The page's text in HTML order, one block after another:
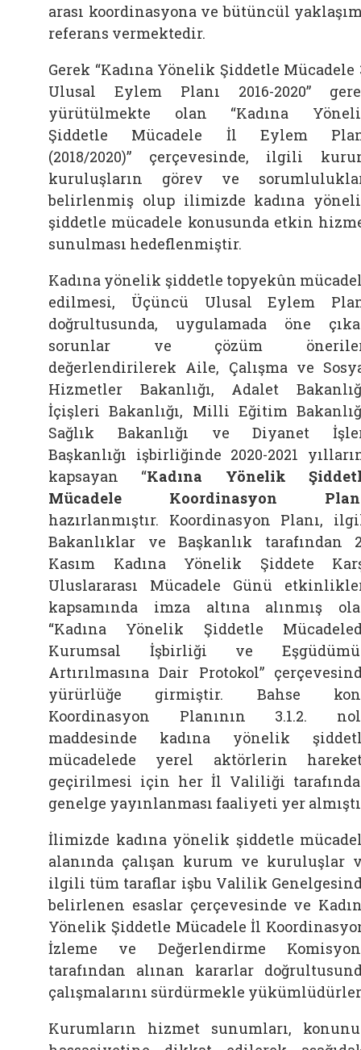
arası koordinasyona ve bütüncül
referans vermektedir.
Gerek “Kadına Yönelik Şiddetle Mücadele
Ulusal Eylem Planı 2016-2020”
yürütülmekte olan “Kadına
Şiddetle Mücadele İl Eylem
(2018/2020)” çerçevesinde, ilgili
kuruluşların görev ve
belirlenmiş olup ilimizde kadına
şiddetle mücadele konusunda etkin
sunulması hedeflenmiştir.
Kadına yönelik şiddetle topyekûn
edilmesi, Üçüncü Ulusal Eylem
doğrultusunda, uygulamada öne
sorunlar ve çözüm
değerlendirilerek Aile, Çalışma ve
Hizmetler Bakanlığı, Adalet
İçişleri Bakanlığı, Milli Eğitim
Sağlık Bakanlığı ve Diyanet
Başkanlığı işbirliğinde 2020-2021
kapsayan “Kadına Yönelik
Mücadele Koordinasyon
hazırlanmıştır. Koordinasyon Planı,
Bakanlıklar ve Başkanlık tarafından
Kasım Kadına Yönelik Şiddete
Uluslararası Mücadele Günü
kapsamında imza altına alınmış
“Kadına Yönelik Şiddetle
Kurumsal İşbirliği ve
Artırılmasına Dair Protokol”
yürürlüğe girmiştir. Bahse
Koordinasyon Planının 3.1.2.
maddesinde kadına yönelik
mücadelede yerel aktörlerin
geçirilmesi için her İl Valiliği
genelge yayınlanması faaliyeti yer
İlimizde kadına yönelik şiddetle
alanında çalışan kurum ve kuruluşlar
ilgili tüm taraflar işbu Valilik
belirlenen esaslar çerçevesinde ve
Yönelik Şiddetle Mücadele İl
İzleme ve Değerlendirme
tarafından alınan kararlar
çalışmalarını sürdürmekle
Kurumların hizmet sunumları,